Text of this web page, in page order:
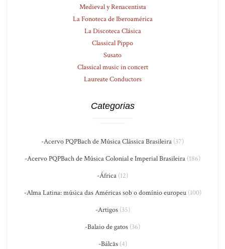
Medieval y Renacentista
La Fonoteca de Iberoamérica
La Discoteca Clásica
Classical Pippo
Susato
Classical music in concert
Laureate Conductors
Categorias
-Acervo PQPBach de Música Clássica Brasileira (37)
-Acervo PQPBach de Música Colonial e Imperial Brasileira (186)
-África (12)
-Alma Latina: música das Américas sob o domínio europeu(100)
-Artigos(35)
-Balaio de gatos (36)
-Bálcãs(4)